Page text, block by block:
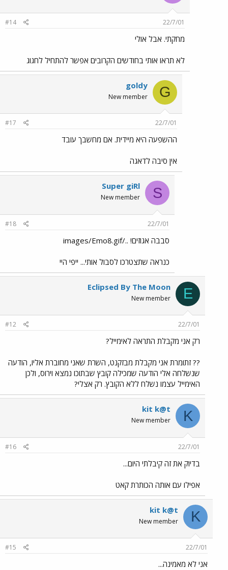
22/7/01
#14
מחקתי. אבל אולי
לא תראו אותי בחודשים הקרובים אפשר להתחיל לחגוג
G
goldy
New member
22/7/01
#17
ההשפעה היא מיידית. אם מחשבך עובד
אין סיבה לדאגה
S
Super giRl
New member
22/7/01
#18
סבבה אגוזים! ../images/Emo8.gif
כנראה שתצטרכו לסבול אותי... ייפי היי
E
Eclipsed By The Moon
New member
22/7/01
#12
רק אני מקבלת התראה לאימייל?
?? זתומרת אני מקבלת מבזקנט, השרת שאני מחוברת אליו, הודעה
שנשלחה אלי הודעה שמכילה קובץ שבתוכו נמצא וירוס, ולכן
האימייל עצמו נשלח ללא הקובץ. רק אצלי?
K
kit k@t
New member
22/7/01
#16
בדיוק את זה קיבלתי היום...
אפילו עם אותה הכותרת קאט
K
kit k@t
New member
22/7/01
#15
אני לא מאמינה...